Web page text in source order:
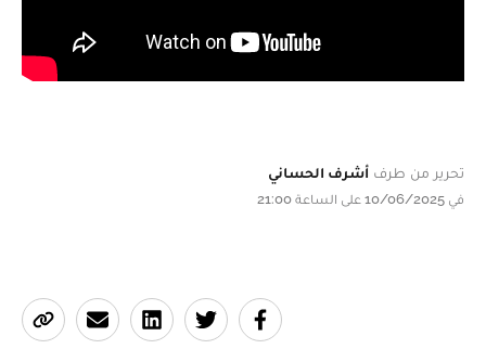
تحرير من طرف أشرف الحساني
في 10/06/2025 على الساعة 21:00